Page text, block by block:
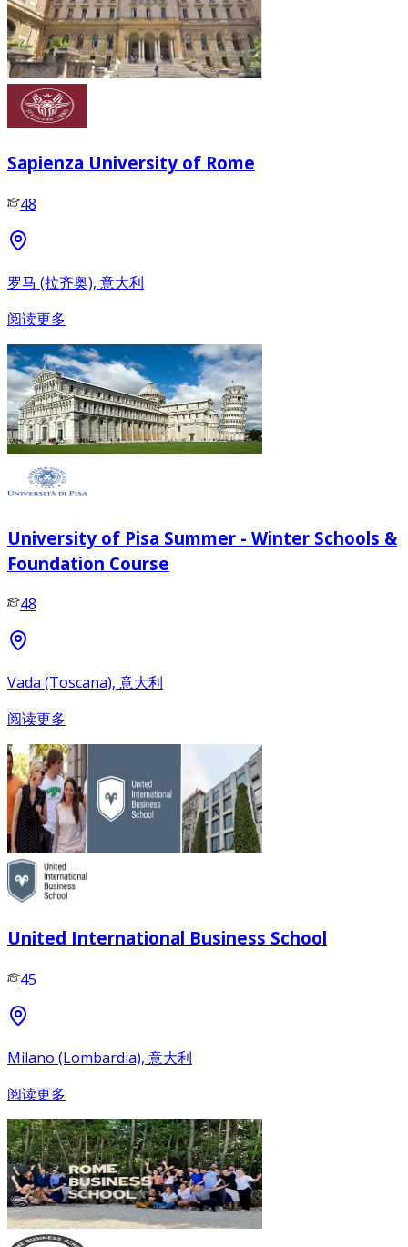
Sapienza University of Rome
48
罗马 (拉齐奥), 意大利
阅读更多
University of Pisa Summer - Winter Schools &
Foundation Course
48
Vada (Toscana), 意大利
阅读更多
United International Business School
45
Milano (Lombardia), 意大利
阅读更多